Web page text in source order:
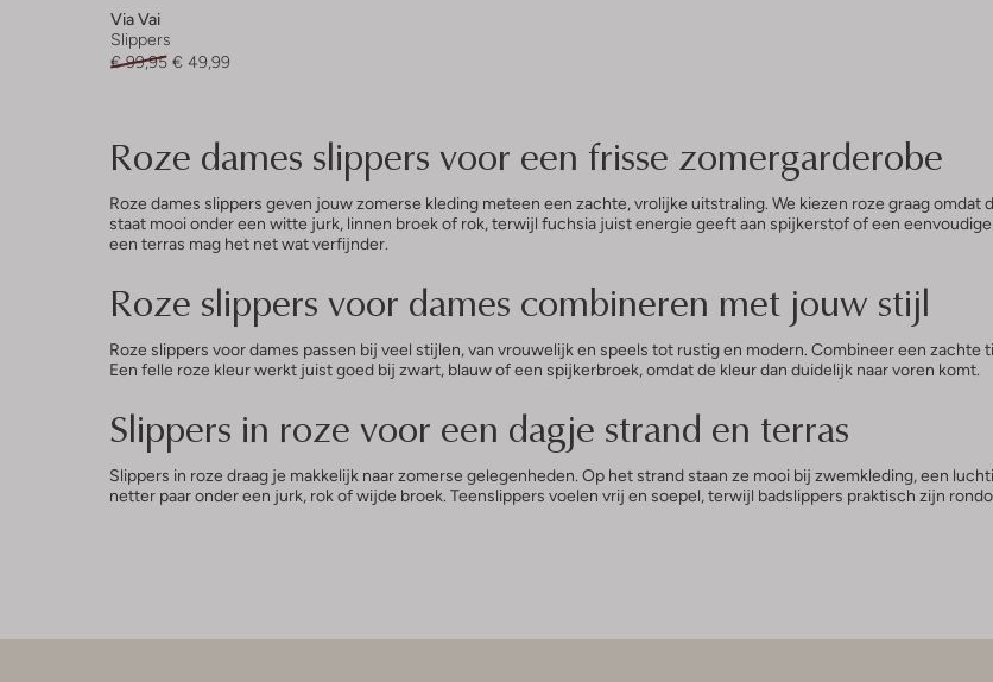
Via Vai
Slippers
€ 99,95 € 49,99
Roze dames slippers voor een frisse zomergarderobe
Roze dames slippers geven jouw zomerse kleding meteen een zachte, vrolijke uitstraling. We kiezen roze graag
staat mooi onder een witte jurk, linnen broek of rok, terwijl fuchsia juist energie geeft aan spijkerstof of een
een terras mag het net wat verfijnder.
Roze slippers voor dames combineren met jouw stijl
Roze slippers voor dames passen bij veel stijlen, van vrouwelijk en speels tot rustig en modern. Combineer een
Een felle roze kleur werkt juist goed bij zwart, blauw of een spijkerbroek, omdat de kleur dan duidelijk naar voren komt.
Slippers in roze voor een dagje strand en terras
Slippers in roze draag je makkelijk naar zomerse gelegenheden. Op het strand staan ze mooi bij zwemkleding, een
netter paar onder een jurk, rok of wijde broek. Teenslippers voelen vrij en soepel, terwijl badslippers praktisch zijn